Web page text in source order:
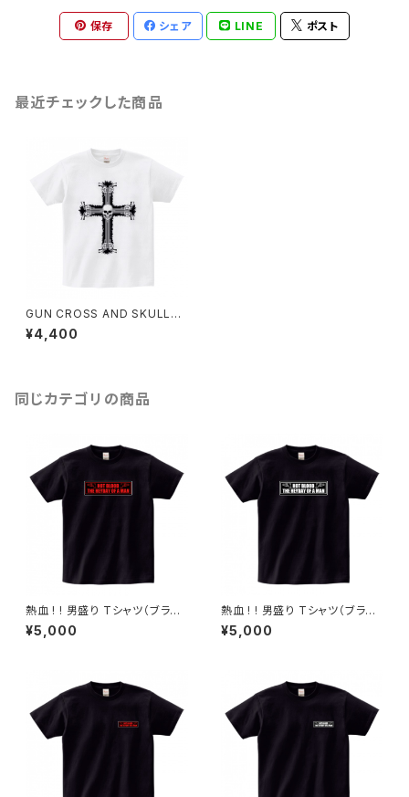
保存 シェア LINE ポスト
最近チェックした商品
GUN CROSS AND SKULL
【Tシャツ・ホワイト】
¥4,400
同じカテゴリの商品
熱血 ! ! 男盛り Tシャツ（ブラッ
ク）レッドエンブレム
¥5,000
熱血 ! ! 男盛り Tシャツ（ブラッ
ク）ホワイトエンブレム
¥5,000